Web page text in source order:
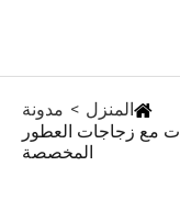
المنزل
مدونة
مع زجاجات العطور
المخصصة